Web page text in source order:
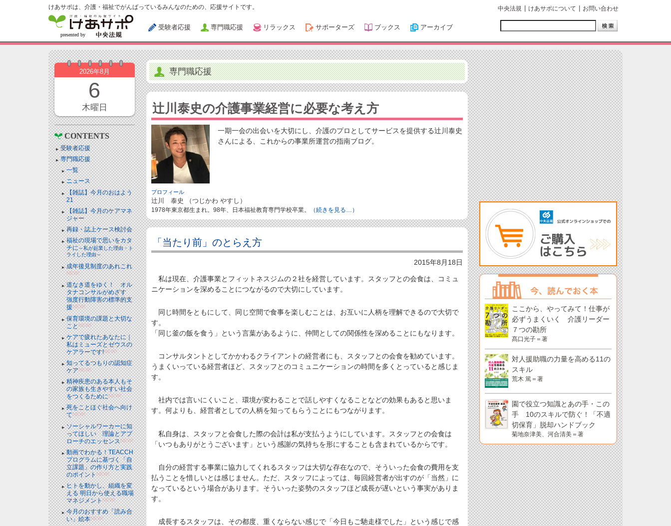
けあサポは、介護・福祉でがんばっているみんなのための、応援サイトです。
受験者応援 専門職応援 リラックス サポーターズ ブックス アーカイブ
中央法規 けあサポについて お問い合わせ
2026年8月
6
木曜日
CONTENTS
受験者応援
専門職応援
一覧
ニュース
【雑誌】今月のおはよう
21
【雑誌】今月のケアマネ
ジャー
再録・誌上ケース検討会
福祉の現場で思いをカタ
チに～私が起業した理由・ト
ライした理由～
成年後見制度のあれこれ
NEW!
道なき道をゆく！ オル
タナコンサルがめざす
強度行動障害の標準的支
援NEW!
保育環境の課題と大切な
ことNEW!
ケアで疲れたあなたに｜
私はミューズとゼウスの
ケアラーです!NEW!
知ってるつもりの認知症
ケアNEW!
精神疾患のある本人もそ
の家族も生きやすい社会
をつくるためにNEW!
死をことほぐ社会へ向け
てNEW!
ソーシャルワーカーに知
ってほしい 理論とアプ
ローチのエッセンスNEW!
動画でわかる！TEACCH
プログラムに基づく「自
立課題」の作り方と実践
のポイントNEW!
ヒトを動かし、組織を変
える 明日から使える職場
マネジメントNEW!
今月のおすすめ「読み合
い」絵本NEW!
専門職応援
辻川泰史の介護事業経営に必要な考え方
一期一会の出会いを大切にし、介護のプロとしてサービスを提供する辻川泰史
さんによる、これからの事業所運営の指南ブログ。
プロフィール
辻川 泰史 （つじかわ やすし）
1978年東京都生まれ。98年、日本福祉教育専門学校卒業。 （続きを見る…）
「当たり前」のとらえ方
2015年8月18日
私は現在、介護事業とフィットネスジムの２社を経営しています。スタッフとの会食は、コミュ
ニケーションを深めることにつながるので大切にしています。
同じ時間をともにして、同じ空間で食事を楽しむことは、お互いに人柄を理解できるので大切で
す。
「同じ釜の飯を食う」という言葉があるように、仲間としての関係性を深めることにもなります。
コンサルタントとしてかかわるクライアントの経営者にも、スタッフとの会食を勧めています。
うまくいっている経営者ほど、スタッフとのコミュニケーションの時間を多くとっていると感じま
す。
社内では言いにくいこと、環境が変わることで話しやすくなることなどの効果もあると思いま
す。何よりも、経営者としての人柄を知ってもらうことにもつながります。
私自身は、スタッフと会食した際の会計は私が支払うようにしています。スタッフとの会食は
「いつもありがとうございます」という感謝の気持ちを形にすることも含まれているからです。
自分の経営する事業に協力してくれるスタッフは大切な存在なので、そういった会食の費用を支
払うことを惜しいとは感じません。ただ、スタッフによっては、毎回経営者が出すのが「当然」に
なっているという場合があります。そういった姿勢のスタッフほど成長が遅いという事実がありま
す。
成長するスタッフは、その都度、重くならない感じで「今日もご馳走様でした」という感じで感
ここから、やってみて！仕事が
必ずうまくいく 介護リーダー
７つの勘所
髙口光子＝著
対人援助職の力量を高める11の
スキル
荒木 篤＝著
園で役立つ知識とあの手・この
手 10のスキルで防ぐ！「不適
切保育」脱却ハンドブック
菊地奈津美、河合清美＝著